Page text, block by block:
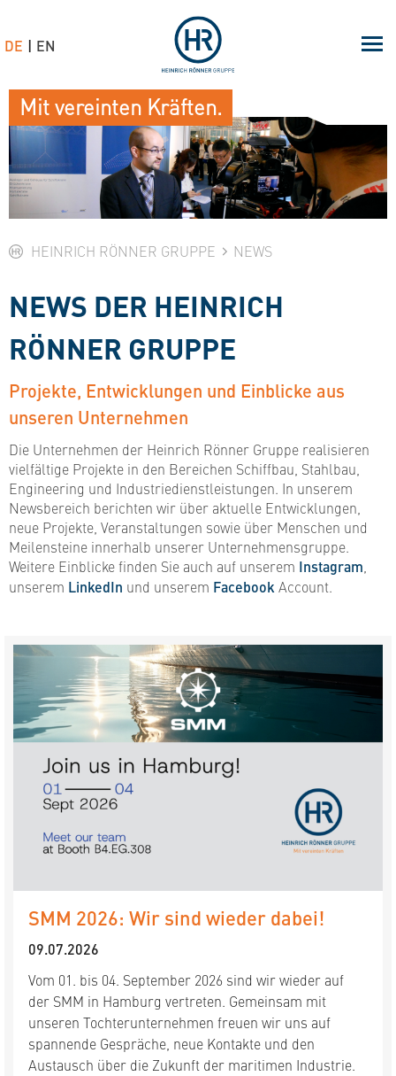
HEINRICH RÖNNER GRUPPE NEWS
NEWS DER HEINRICH
RÖNNER GRUPPE
Projekte, Entwicklungen und Einblicke aus
unseren Unternehmen
Die Unternehmen der Heinrich Rönner Gruppe realisieren
vielfältige Projekte in den Bereichen Schiffbau, Stahlbau,
Engineering und Industriedienstleistungen. In unserem
Newsbereich berichten wir über aktuelle Entwicklungen,
neue Projekte, Veranstaltungen sowie über Menschen und
Meilensteine innerhalb unserer Unternehmensgruppe.
Weitere Einblicke finden Sie auch auf unserem Instagram
unserem LinkedIn und unserem FacebookAccount.
SMM 2026: Wir sind wieder dabei!
09.07.2026
Vom 01. bis 04. September 2026 sind wir wieder auf
der SMM in Hamburg vertreten. Gemeinsam mit
unseren Tochterunternehmen freuen wir uns auf
spannende Gespräche, neue Kontakte und den
Austausch über die Zukunft der maritimen Industrie.
Mit vereinten Kräften.
DE EN